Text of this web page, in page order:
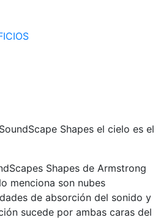
Shapes el cielo es el
Shapes de Armstrong
menciona son nubes
de absorción del sonido y
sucede por ambas caras del